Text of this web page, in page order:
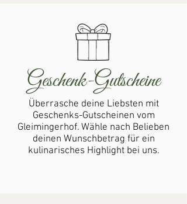
Geschenk-Gutscheine
Überrasche deine Liebsten mit
Geschenks-Gutscheinen vom
Gleimingerhof. Wähle nach Belieben
deinen Wunschbetrag für ein
kulinarisches Highlight bei uns.